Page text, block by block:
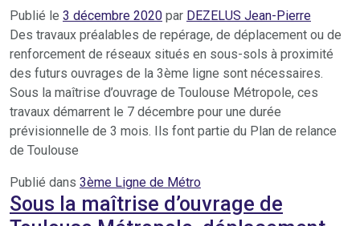
Publié le 3 décembre 2020 par DEZELUS Jean-Pierre
Des travaux préalables de repérage, de déplacement ou de
renforcement de réseaux situés en sous-sols à proximité
des futurs ouvrages de la 3ème ligne sont nécessaires.
Sous la maîtrise d’ouvrage de Toulouse Métropole, ces
travaux démarrent le 7 décembre pour une durée
prévisionnelle de 3 mois. Ils font partie du Plan de relance
de Toulouse
Publié dans 3ème Ligne de Métro
Sous la maîtrise d’ouvrage de